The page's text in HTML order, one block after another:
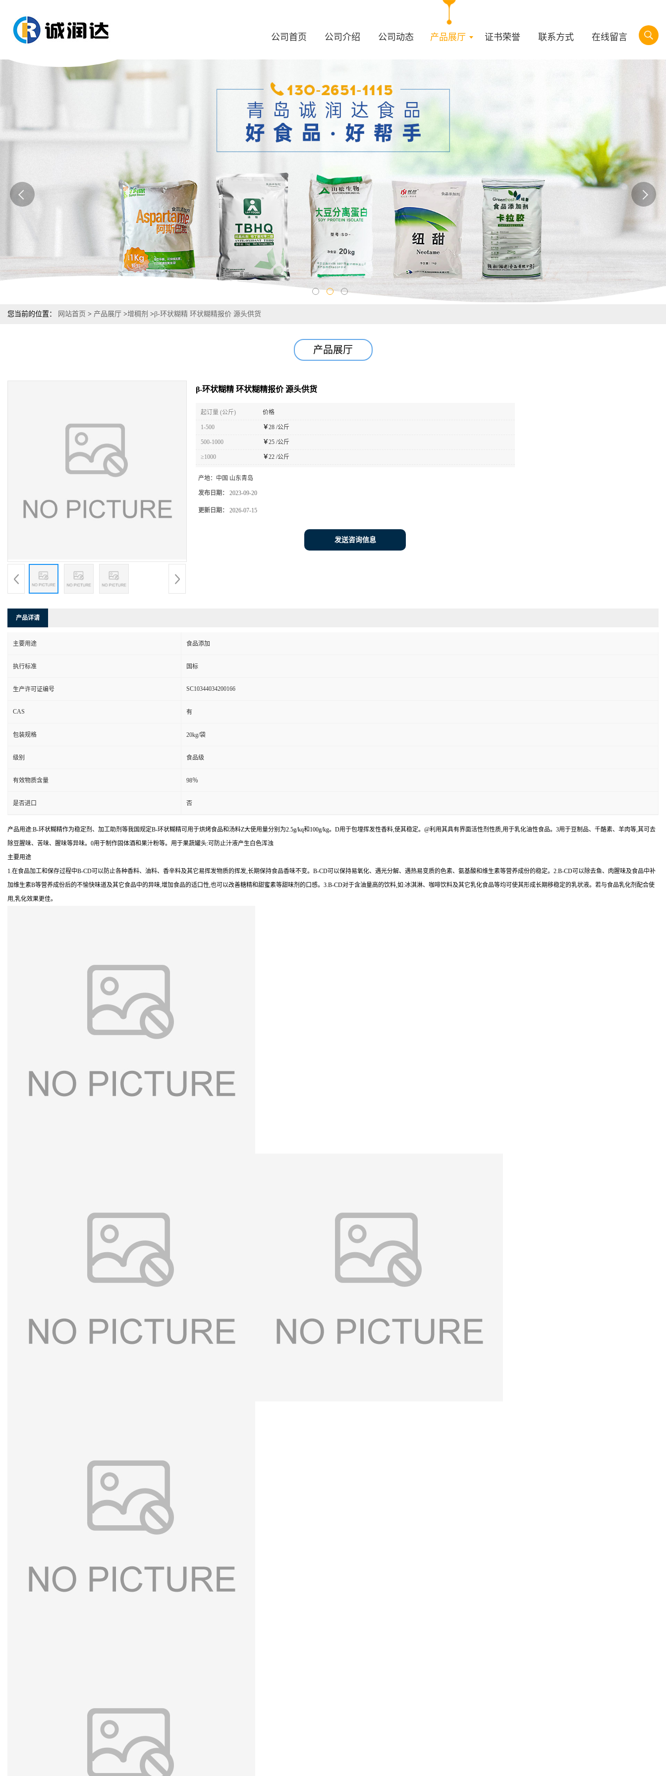
公司首页 公司介绍 公司动态 产品展厅 证书荣誉 联系方式 在线留言
您当前的位置： 网站首页 > 产品展厅 >增稠剂 >β-环状糊精 环状糊精报价 源头供货
产品展厅
β-环状糊精 环状糊精报价 源头供货
起订量 (公斤) 价格
1-500 ￥28 /公斤
500-1000 ￥25 /公斤
≥1000 ￥22 /公斤
产地： 中国 山东青岛
发布日期： 2023-09-20
更新日期： 2026-07-15
发送咨询信息
产品详请
主要用途 食品添加
执行标准 国标
生产许可证编号 SC10344034200166
CAS 有
包装规格 20kg/袋
级别 食品级
有效物质含量 98％
是否进口 否
产品用途:B-环状糊精作为稳定剂、加工助剂等我国规定B-环状糊精可用于烘烤食品和汤料Z大使用量分别为2.5g/kq和100g/kg。D用于包埋挥发性香料,使其稳定。@利用其具有界面活性剂性质,用于乳化油性食品。3用于豆制品、千酪素、羊肉等,其可去
除豆腥味、苦味、腥味等异味。0用于制作固体酒和果汁粉等。用于果蔬罐头:可防止汁液产生白色浑浊
主要用途
1.在食品加工和保存过程中B-CD可以防止各种香料、油料、香辛料及其它易挥发物质的挥发,长期保持食品香味不变。B-CD可以保持易氧化、遇光分解、遇热易变质的色素、氨基酸和维生素等营养成份的稳定。2.B-CD可以除去鱼、肉腥味及食品中补
加维生素B等营养成份后的不愉快味道及其它食品中的异味,增加食品的适口性,也可以改善糖精和甜蜜素等甜味剂的口感。3.B-CD对于含油量高的饮料,如:冰淇淋、咖啡饮料及其它乳化食品等均可使其形成长期移稳定的乳状液。若与食品乳化剂配合使
用,乳化效果更佳。